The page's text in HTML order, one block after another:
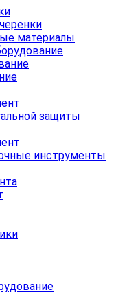
материалы
защиты
инструменты